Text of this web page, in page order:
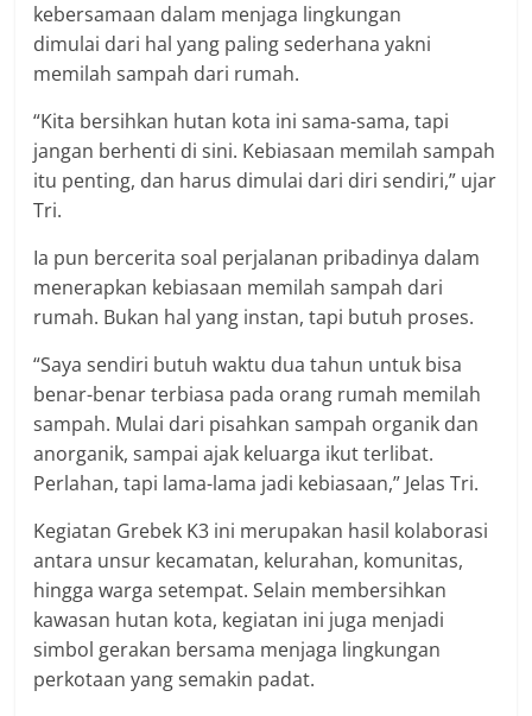
kebersamaan dalam menjaga lingkungan
dimulai dari hal yang paling sederhana yakni
memilah sampah dari rumah.
“Kita bersihkan hutan kota ini sama-sama, tapi
jangan berhenti di sini. Kebiasaan memilah sampah
itu penting, dan harus dimulai dari diri sendiri,” ujar
Tri.
Ia pun bercerita soal perjalanan pribadinya dalam
menerapkan kebiasaan memilah sampah dari
rumah. Bukan hal yang instan, tapi butuh proses.
“Saya sendiri butuh waktu dua tahun untuk bisa
benar-benar terbiasa pada orang rumah memilah
sampah. Mulai dari pisahkan sampah organik dan
anorganik, sampai ajak keluarga ikut terlibat.
Perlahan, tapi lama-lama jadi kebiasaan,” Jelas Tri.
Kegiatan Grebek K3 ini merupakan hasil kolaborasi
antara unsur kecamatan, kelurahan, komunitas,
hingga warga setempat. Selain membersihkan
kawasan hutan kota, kegiatan ini juga menjadi
simbol gerakan bersama menjaga lingkungan
perkotaan yang semakin padat.